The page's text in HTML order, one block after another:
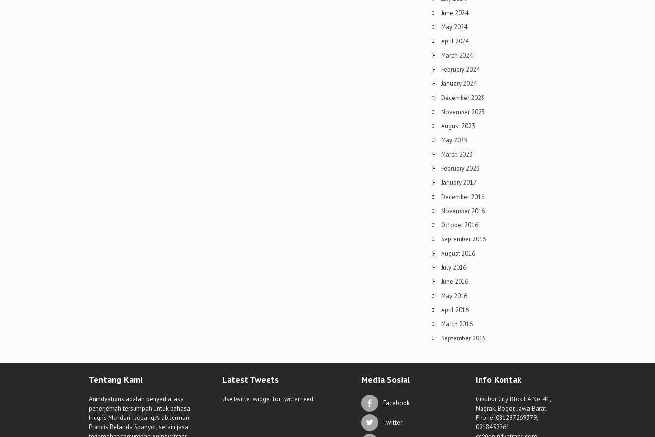
June 2024
May 2024
April 2024
March 2024
February 2024
January 2024
December 2023
November 2023
August 2023
May 2023
March 2023
February 2023
January 2017
December 2016
November 2016
October 2016
September 2016
August 2016
July 2016
June 2016
May 2016
April 2016
March 2016
September 2015
Tentang Kami
Anindyatrans adalah penyedia jasa
penerjemah tersumpah untuk bahasa
Inggris Mandarin Jepang Arab Jerman
Prancis Belanda Spanyol, selain jasa
Latest Tweets
Use twitter widget for twitter feed.
Media Sosial
Facebook
Twitter
Info Kontak
Cibubur City Blok E4 No. 41,
Nagrak, Bogor, Jawa Barat
Phone: 081287269379;
0218452261